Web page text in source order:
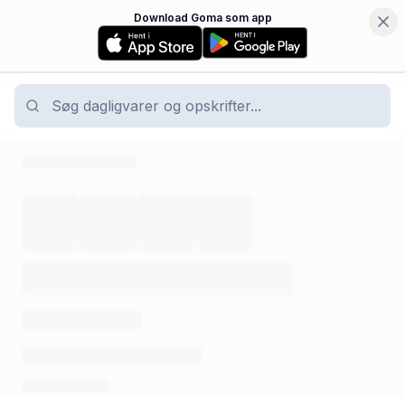
Download Goma som app